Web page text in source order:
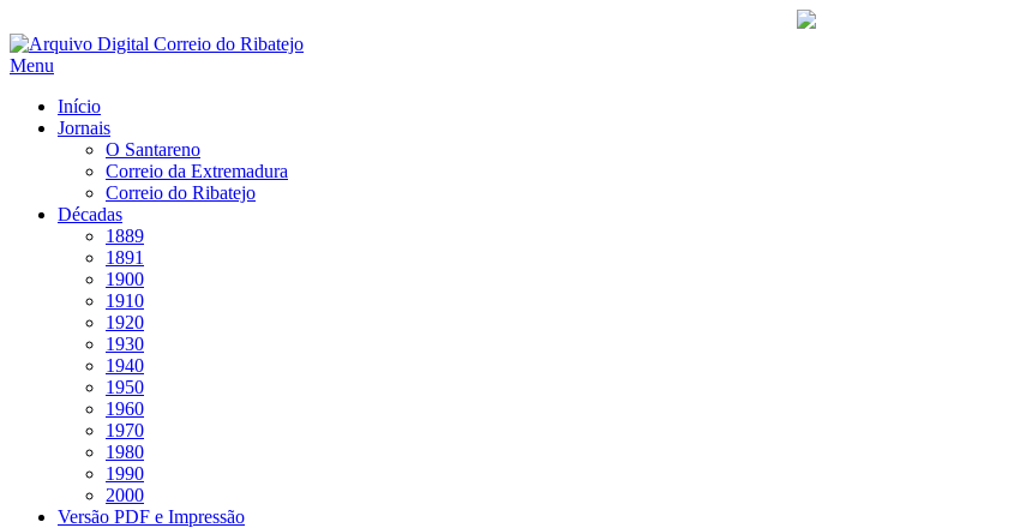
Saltar
para
Menu
Início
Jornais
O Santareno
Correio da Extremadura
Correio do Ribatejo
Décadas
1889
1891
1900
1910
1920
1930
1940
1950
1960
1970
1980
1990
2000
Versão PDF e Impressão